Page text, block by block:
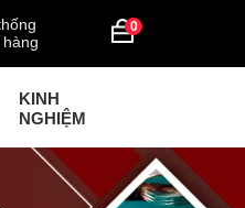
0
KINH
NGHIỆM